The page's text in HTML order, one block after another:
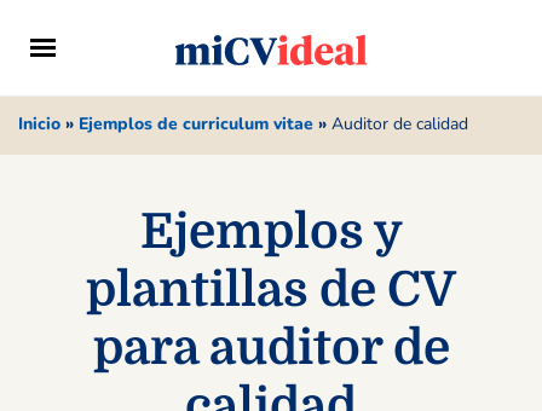
Inicio » Ejemplos de curriculum vitae » Auditor de calidad
Ejemplos y
plantillas de CV
para auditor de